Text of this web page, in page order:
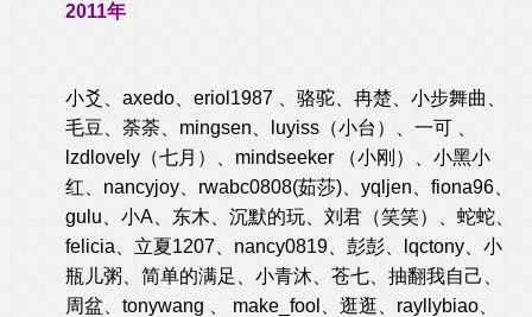
2011年
小爻、axedo、eriol1987 、骆驼、冉楚、小步舞曲、
毛豆、荼荼、mingsen、luyiss（小台）、一可 、
lzdlovely（七月）、mindseeker （小刚）、小黑小
红、nancyjoy、rwabc0808(茹莎)、yqljen、fiona96、
gulu、小A、东木、沉默的玩、刘君（笑笑）、蛇蛇、
felicia、立夏1207、nancy0819、彭彭、lqctony、小
瓶儿粥、简单的满足、小青沐、苍七、抽翻我自己、
周盆、tonywang 、 make_fool、逛逛、rayllybiao、